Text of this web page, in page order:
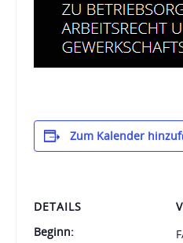
Zum Kalender
DETAILS
Beginn: